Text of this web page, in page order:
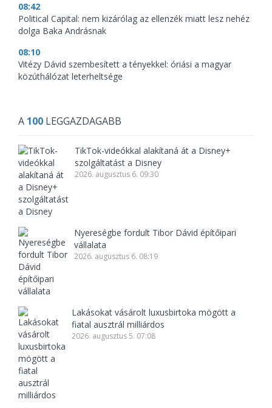
08:42
Political Capital: nem kizárólag az ellenzék miatt lesz nehéz
dolga Baka Andrásnak
08:10
Vitézy Dávid szembesített a tényekkel: óriási a magyar
közúthálózat leterheltsége
A 100 LEGGAZDAGABB
TikTok-videókkal alakítaná át a Disney+
szolgáltatást a Disney
2026. augusztus 6. 09:30
Nyereségbe fordult Tibor Dávid építőipari
vállalata
2026. augusztus 6. 08:19
Lakásokat vásárolt luxusbirtoka mögött a
fiatal ausztrál milliárdos
2026. augusztus 5. 07:08